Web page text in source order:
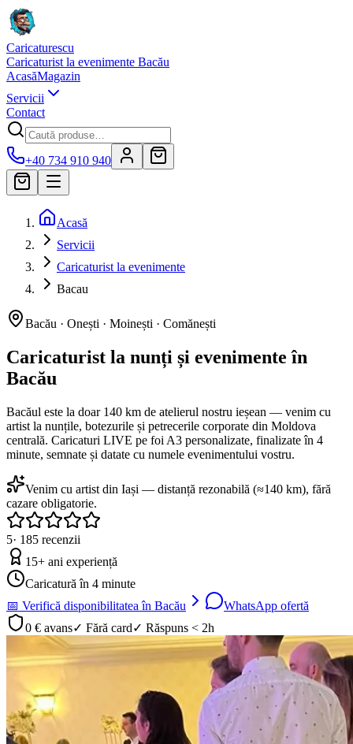
Caricaturescu
Caricaturist la evenimente Bacău
AcasăMagazin
Servicii
Contact
+40 734 910 940
Acasă
Servicii
Caricaturist la evenimente
Bacau
Bacău · Onești · Moinești · Comănești
Caricaturist la nunți și evenimente în
Bacău
Bacăul este la doar 140 km de atelierul nostru ieșean — venim cu
artist la nunțile, botezurile și petrecerile corporate din Moldova
centrală. Caricaturi LIVE pe foi A3 personalizate, finalizate în 4
minute, semnate și datate cu numele evenimentului vostru.
Venim cu artist din Iași — distanță rezonabilă (≈140 km), fără
cazare obligatorie.
5· 185 recenzii
15+ ani experiență
Caricatură în 4 minute
📅 Verifică disponibilitatea în Bacău
WhatsApp ofertă
0 € avans✓ Fără card✓ Răspuns < 2h